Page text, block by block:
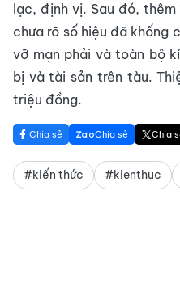
lạc, định vị. Sau đó, thêm
chưa rõ số hiệu đã khống
vỡ mạn phải và toàn bộ
bị và tài sản trên tàu.
triệu đồng.
Chia sẻ Chia sẻ Chia
#kiến thức #kienthuc